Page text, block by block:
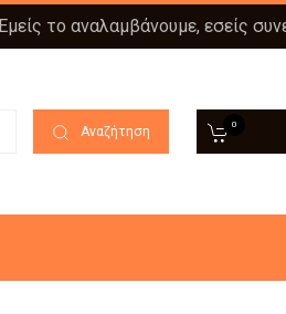
το αναλαμβάνουμε, εσείς
Αναζήτηση 0